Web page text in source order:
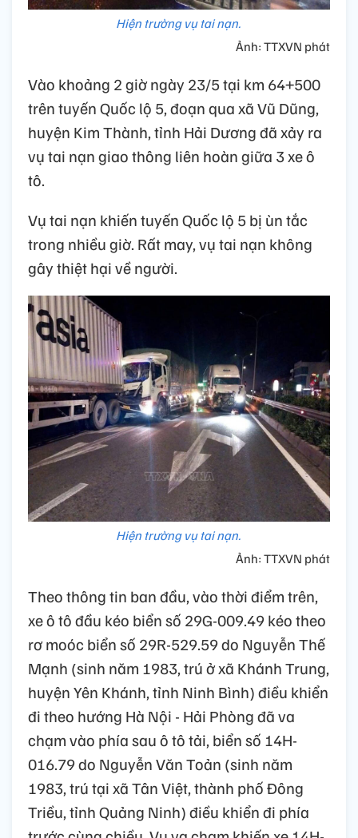
Hiện trường vụ tai nạn.
Ảnh: TTXVN phát
Vào khoảng 2 giờ ngày 23/5 tại km 64+500
trên tuyến Quốc lộ 5, đoạn qua xã Vũ Dũng,
huyện Kim Thành, tỉnh Hải Dương đã xảy ra
vụ tai nạn giao thông liên hoàn giữa 3 xe ô
tô.
Vụ tai nạn khiến tuyến Quốc lộ 5 bị ùn tắc
trong nhiều giờ. Rất may, vụ tai nạn không
gây thiệt hại về người.
Hiện trường vụ tai nạn.
Ảnh: TTXVN phát
Theo thông tin ban đầu, vào thời điểm trên,
xe ô tô đầu kéo biển số 29G-009.49 kéo theo
rơ moóc biển số 29R-529.59 do Nguyễn Thế
Mạnh (sinh năm 1983, trú ở xã Khánh Trung,
huyện Yên Khánh, tỉnh Ninh Bình) điều khiển
đi theo hướng Hà Nội - Hải Phòng đã va
chạm vào phía sau ô tô tải, biển số 14H-
016.79 do Nguyễn Văn Toản (sinh năm
1983, trú tại xã Tân Việt, thành phố Đông
Triều, tỉnh Quảng Ninh) điều khiển đi phía